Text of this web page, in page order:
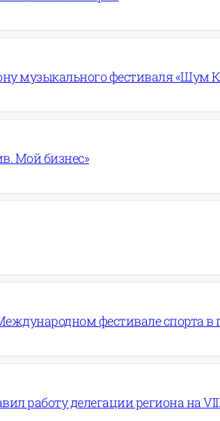
музыкального фестиваля «Шум
Мой бизнес»
фестивале спорта
работу делегации региона на